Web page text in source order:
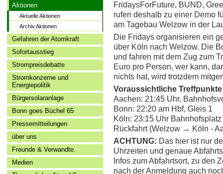
Aktionen
Aktuelle Aktionen
Archiv Aktionen
Gefahren der Atomkraft
Sofortausstieg
Strompreisdebatte
Stromkonzerne und
Energiepolitik
Bürgersolaranlage
Bonn goes Büchel 65
Pressemitteilungen
über uns
Freunde & Verwandte.
Medien
FridaysForFuture, BUND,
rufen deshalb zu einer Demo
am Tagebau Welzow in der
Die Fridays organisieren ein
über Köln nach Welzow. Die
und fahren mit dem Zug zum
Euro pro Person, wer kann,
nichts hat, wird trotzdem
Voraussichtliche
Aachen: 21:45 Uhr,
Bonn: 22:20 am Hbf, Gleis 1
Köln: 23:15 Uhr
Rückfahrt (Welzow → Köln -
ACHTUNG: Das hier ist nur
Uhrzeiten und genaue
Infos zum Abfahrtsort, zu den
nach der Anmeldung auch